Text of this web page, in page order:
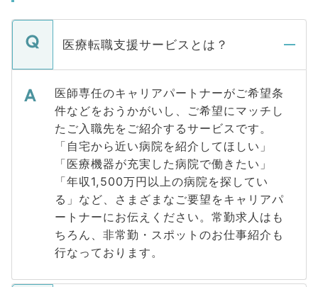
医療転職支援サービスとは？
医師専任のキャリアパートナーがご希望条
件などをおうかがいし、ご希望にマッチし
たご入職先をご紹介するサービスです。
「自宅から近い病院を紹介してほしい」
「医療機器が充実した病院で働きたい」
「年収1,500万円以上の病院を探してい
る」など、さまざまなご要望をキャリアパ
ートナーにお伝えください。常勤求人はも
ちろん、非常勤・スポットのお仕事紹介も
行なっております。